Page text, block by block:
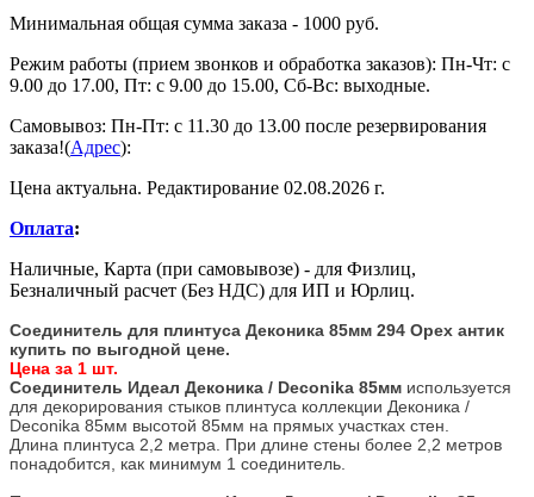
Минимальная общая сумма заказа - 1000 руб.
Режим работы (прием звонков и обработка заказов): Пн-Чт: с
9.00 до 17.00, Пт: с 9.00 до 15.00, Сб-Вс: выходные.
Самовывоз: Пн-Пт: с 11.30 до 13.00 после резервирования
заказа!(Адрес):
Цена актуальна. Редактирование 02.08.2026 г.
Оплата:
Наличные, Карта (при самовывозе) - для Физлиц,
Безналичный расчет (Без НДС) для ИП и Юрлиц.
Соединитель для плинтуса Деконика 85мм 294 Орех антик
купить по выгодной цене.
Цена за 1 шт.
Соединитель Идеал Деконика / Deconika 85мм используется
для декорирования стыков плинтуса коллекции Деконика /
Deconika 85мм высотой 85мм на прямых участках стен.
Длина плинтуса 2,2 метра. При длине стены более 2,2 метров
понадобится, как минимум 1 соединитель.